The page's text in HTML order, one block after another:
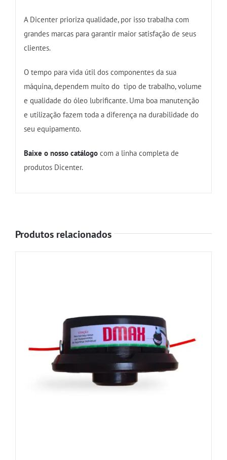
A Dicenter prioriza qualidade, por isso trabalha com
grandes marcas para garantir maior satisfação de seus
clientes.
O tempo para vida útil dos componentes da sua
máquina, dependem muito do tipo de trabalho, volume
e qualidade do óleo lubrificante. Uma boa manutenção
e utilização fazem toda a diferença na durabilidade do
seu equipamento.
Baixe o nosso catálogocom a linha completa de
produtos Dicenter.
Produtos relacionados